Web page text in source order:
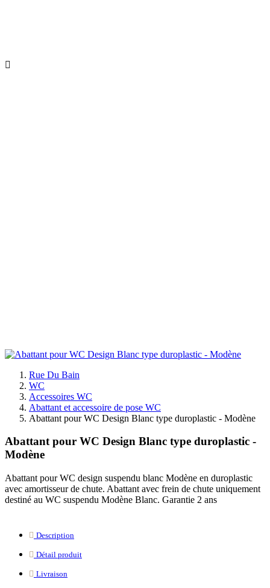
Rue Du Bain
WC
Accessoires WC
Abattant et accessoire de pose WC
Abattant pour WC Design Blanc type duroplastic - Modène
Abattant pour WC Design Blanc type duroplastic -
Modène
Abattant pour WC design suspendu blanc Modène en duroplastic
avec amortisseur de chute. Abattant avec frein de chute uniquement
destiné au WC suspendu Modène Blanc. Garantie 2 ans
Description
Détail produit
Livraison